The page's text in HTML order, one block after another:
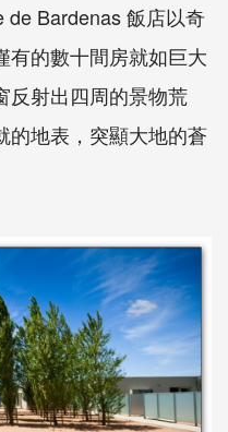
de Bardenas 飯店以奇
有的數十間房就如巨大
反射出四周的景物荒
的地表，突顯大地的蒼